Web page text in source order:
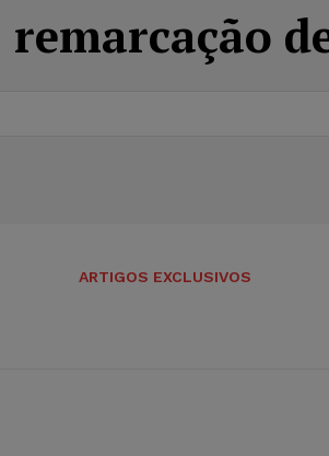
remarcação
ARTIGOS EXCLUSIVOS